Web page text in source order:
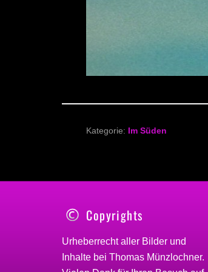
Kategorie: Im Süden
Copyrights
Urheberrecht aller Bilder und
Inhalte bei Thomas Münzlochner.